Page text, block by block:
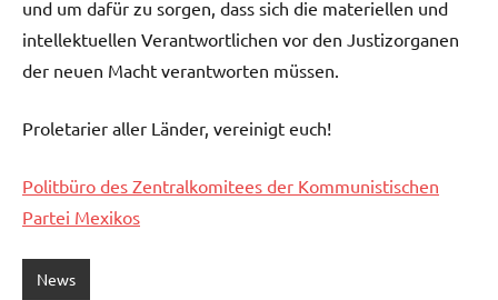
und um dafür zu sorgen, dass sich die materiellen und
intellektuellen Verantwortlichen vor den Justizorganen
der neuen Macht verantworten müssen.
Proletarier aller Länder, vereinigt euch!
Politbüro des Zentralkomitees der Kommunistischen
Partei Mexikos
News